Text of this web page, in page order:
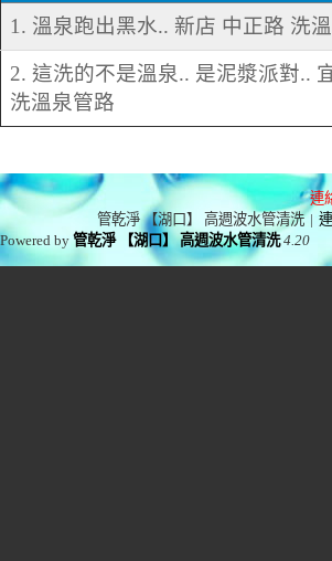
1. 溫泉跑出黑水.. 新店 中正路 洗
2. 這洗的不是溫泉.. 是泥漿派對..
洗溫泉管路
連
管乾淨 【湖口】 高週波水管清洗 |
Powered by管乾淨 【湖口】 高週波水管清洗 4.20